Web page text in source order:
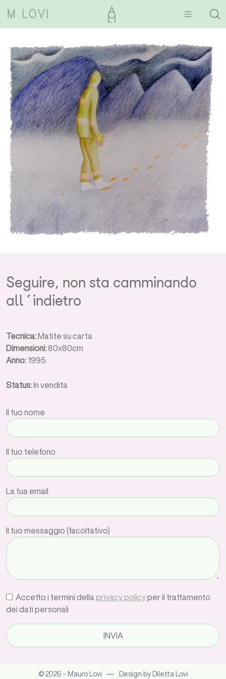
Seguire, non sta camminando
all’indietro
Tecnica:Matite su carta
Dimensioni:80x80cm
Anno: 1995
Status:In vendita
Il tuo nome
Il tuo telefono
La tua email
Il tuo messaggio (facoltativo)
Accetto i termini della privacy policyper il trattamento
dei dati personali
© 2026 - Mauro Lovi — Design by Diletta Lovi